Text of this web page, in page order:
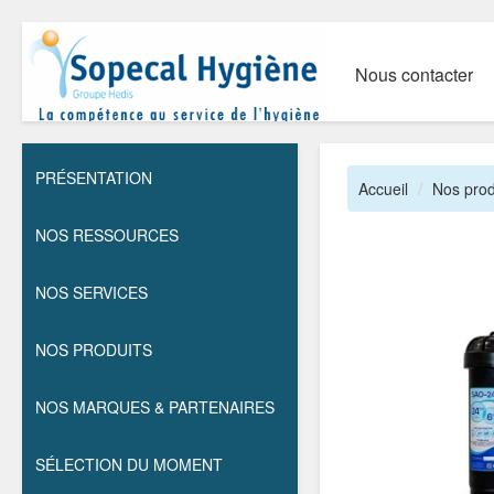
Nous contacter
PRÉSENTATION
NOS RESSOURCES
NOS SERVICES
NOS PRODUITS
NOS MARQUES & PARTENAIRES
SÉLECTION DU MOMENT
Accueil Nos